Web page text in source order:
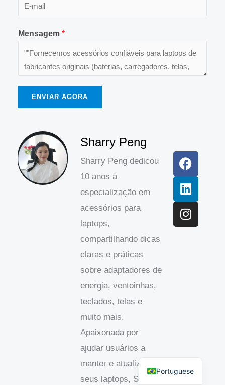
Mensagem *
ENVIAR AGORA
Sharry Peng
Sharry Peng dedicou
10 anos à
especialização em
acessórios para
laptops,
compartilhando dicas
claras e práticas
sobre adaptadores de
energia, ventoinhas,
teclados, telas e
muito mais.
Apaixonada por
ajudar usuários a
manter e atualizar
seus laptops, Sharry
a
c
e
b
o
o
k
i
n
k
e
d
I
n
n
s
t
a
g
r
a
Portuguese